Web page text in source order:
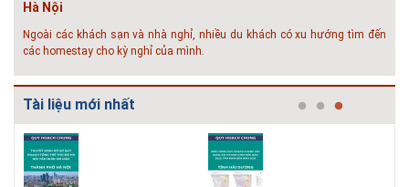
Hà Nội
Ngoài các khách sạn và nhà nghỉ, nhiều du khách có xu hướng tìm đến
các homestay cho kỳ nghỉ của mình.
# 05.04.2025 | 17:16
Tuyển sinh 2025, Khoa kỹ thuật hạ tầng và môi trường đô thị
- Đại học Kiến trúc...
Thông tin tuyển sinh đại học 2025 Khoa kỹ thuật hạ tầng và môi trường
đô thị - Đại học Kiến trúc Hà Nội Tuyển sinh đại học với 280 chỉ tiêu, thời
gian đào tạo 4,5 năm
Tài liệu mới nhất